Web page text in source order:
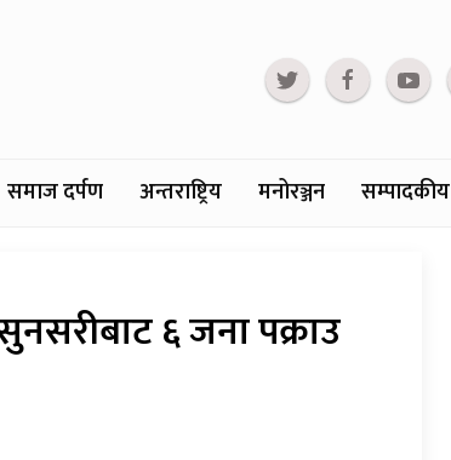
समाज दर्पण अन्तराष्ट्रिय मनोरञ्जन सम्पादकीय
६ जना पक्राउ